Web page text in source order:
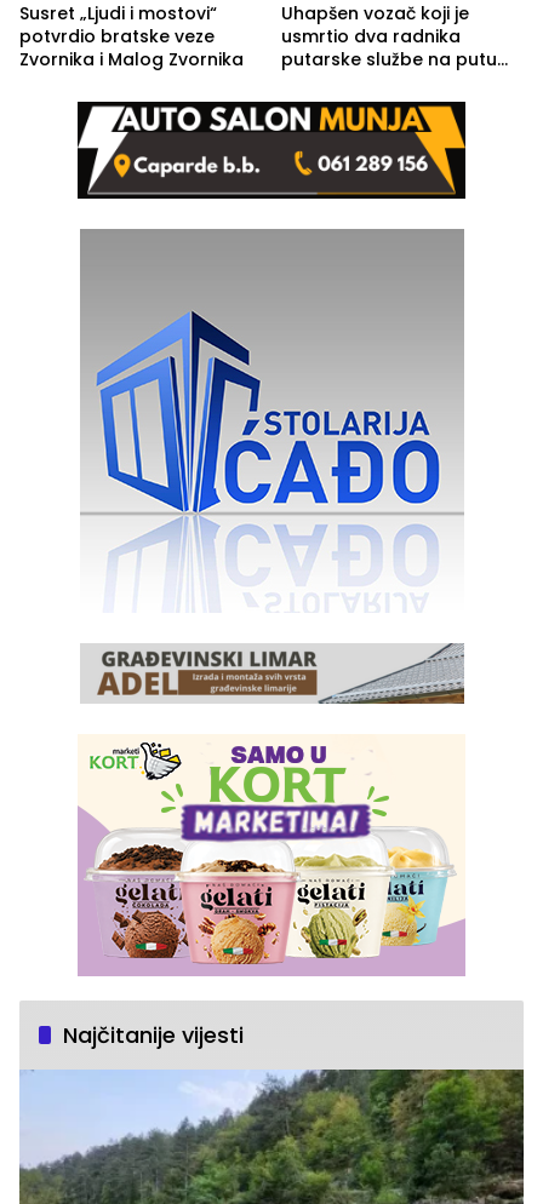
Susret „Ljudi i mostovi“
potvrdio bratske veze
Zvornika i Malog Zvornika
Uhapšen vozač koji je
usmrtio dva radnika
putarske službe na putu
(FOTO)
Najčitanije vijesti